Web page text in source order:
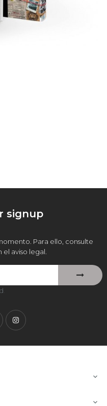
signup
Para ello, consulte
aviso legal.
TwitterInstagram

